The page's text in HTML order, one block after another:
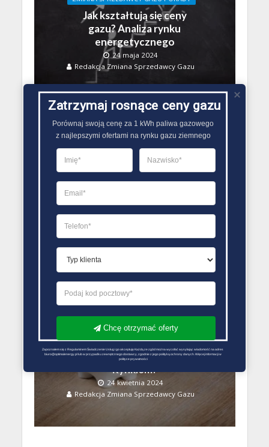
Jak kształtują się ceny
gazu? Analiza rynku
energetycznego
24 maja 2024
Redakcja Zmiana Sprzedawcy Gazu
ZMIANA SPRZEDAWCY GAZU PORADY
Cena gazu: czynniki
dynamiczne zmiany
Redakcja Zmiana Sprzedawcy Gazu
ZMIANA SPRZEDAWCY GAZU PORADY
Zrozumienie Zmian Cen
Energii: Co Kieruje
Rynkiem?
24 kwietnia 2024
Redakcja Zmiana Sprzedawcy Gazu
Zatrzymaj rosnące ceny gazu
Porównaj swoją cenę za 1 kWh paliwa gazowego
z najlepszymi ofertami na rynku gazu ziemnego
Chcę otrzymać oferty
Zapoznałem się z Regulaminem Świadczenie Usług i go akceptuję Każdą ze zgód można wycofać wysyłając wiadomość na adres
biuro@optimalenergy.pl lub w przypadku zewnętrznego dostawcy, zgodnie z jego polityką ochrony danych. Więcej informacji w
polityce prywatności